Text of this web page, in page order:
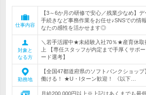
仕事内容
【3～6か月の研修で安心／残業少なめ】
手続きなど事務作業をお任せ♪SNSでの情
なたの感性を活かせます◎
対象と
なる方
＼若手活躍中★未経験入社70％★産育休取
上 【専任スタッフが内定まで手厚くサポ
ード選考】
勤務地
【全国47都道府県のソフトバンクショッ
働ける！ ★U・Iターン歓迎！ 《以下…
月給200,000円以上※上記はあくまでも最